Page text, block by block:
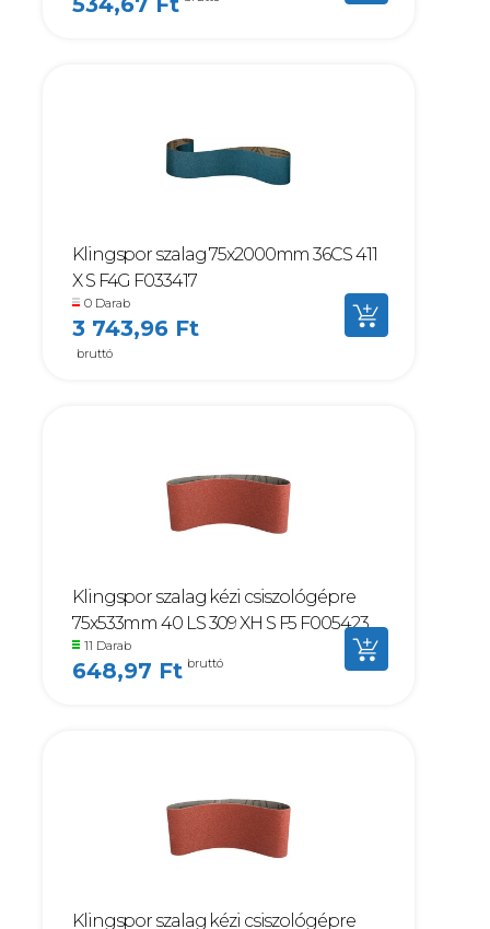
Klingspor szalag 75x2000mm 36CS 411
X S F4G F033417
0 Darab
3 743,96 Ft
bruttó
Klingspor szalag kézi csiszológépre
75x533mm 40 LS 309 XH S F5 F005423
11 Darab
648,97 Ft bruttó
Klingspor szalag kézi csiszológépre